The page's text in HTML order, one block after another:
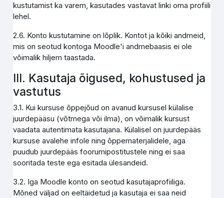
kustutamist ka varem, kasutades vastavat linki oma profiili
lehel.
2.6. Konto kustutamine on lõplik. Kontot ja kõiki andmeid,
mis on seotud kontoga Moodle'i andmebaasis ei ole
võimalik hiljem taastada.
III. Kasutaja õigused, kohustused ja
vastutus
3.1. Kui kursuse õppejõud on avanud kursusel külalise
juurdepääsu (võtmega või ilma), on võimalik kursust
vaadata autentimata kasutajana. Külalisel on juurdepääs
kursuse avalehe infole ning õppematerjalidele, aga
puudub juurdepääs foorumipostitustele ning ei saa
sooritada teste ega esitada ülesandeid.
3.2. Iga Moodle konto on seotud kasutajaprofiiliga.
Mõned väljad on eeltäidetud ja kasutaja ei saa neid